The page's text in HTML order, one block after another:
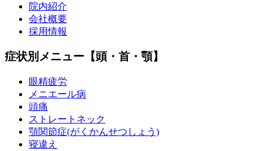
院内紹介
会社概要
採用情報
症状別メニュー【頭・首・顎】
眼精疲労
メニエール病
頭痛
ストレートネック
顎関節症(がくかんせつしょう)
寝違え